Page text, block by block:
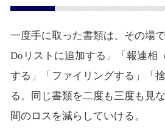
一度手に取った書類は、その場
Doリストに追加する」「報連相
する」「ファイリングする」「
る。同じ書類を二度も三度も見
間のロスを減らしていける。